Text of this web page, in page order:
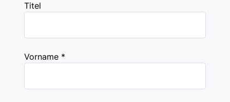
Titel
Vorname *